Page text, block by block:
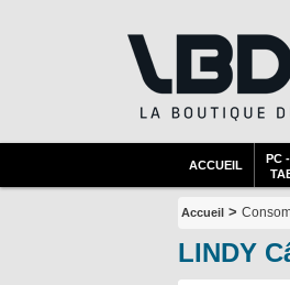
ACCUEIL
PC
Accueil >
LINDY